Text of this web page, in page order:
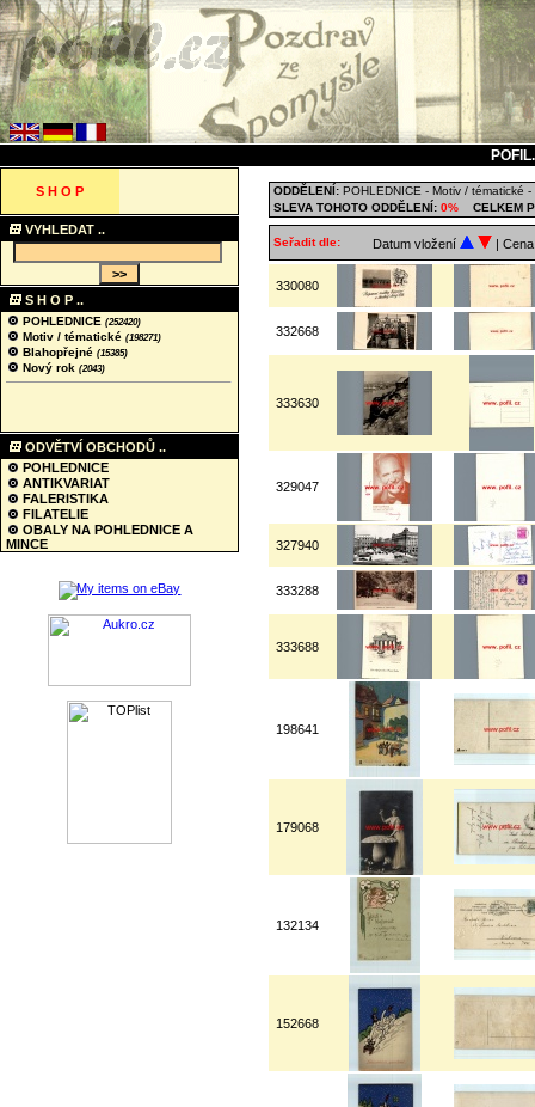
S H O P
VYHLEDAT ..
S H O P ..
POHLEDNICE (252420)
Motiv / tématické (198271)
Blahopřejné (15385)
Nový rok (2043)
ODVĚTVÍ OBCHODŮ ..
POHLEDNICE
ANTIKVARIAT
FALERISTIKA
FILATELIE
OBALY NA POHLEDNICE A
MINCE
ODDĚLENÍ: POHLEDNICE - Motiv / tématické -
SLEVA TOHOTO ODDĚLENÍ: 0% CELKEM
Seřadit dle: Datum vložení |
330080
332668
333630
329047
327940
333288
333688
198641
179068
132134
152668